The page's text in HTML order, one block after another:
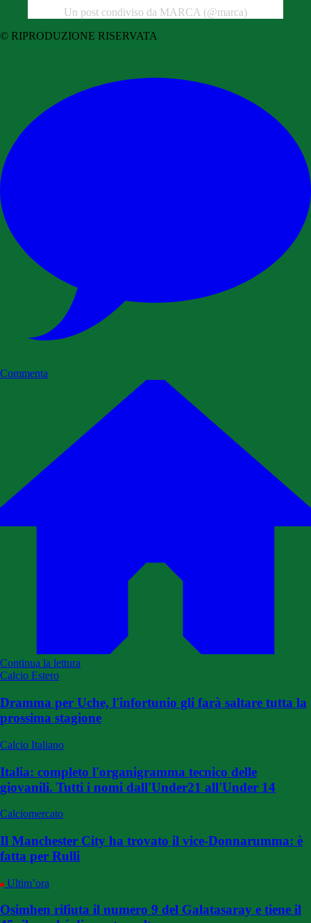
Un post condiviso da MARCA (@marca)
© RIPRODUZIONE RISERVATA
Commenta
Continua la lettura
Calcio Estero
Dramma per Uche, l'infortunio gli farà saltare tutta la
prossima stagione
Calcio Italiano
Italia: completo l'organigramma tecnico delle
giovanili. Tutti i nomi dall'Under21 all'Under 14
Calciomercato
Il Manchester City ha trovato il vice-Donnarumma: è
fatta per Rulli
Ultim’ora
Osimhen rifiuta il numero 9 del Galatasaray e tiene il